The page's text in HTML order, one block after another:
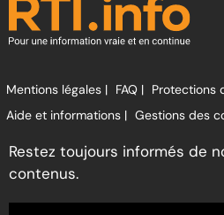
Mentions légales | FAQ | Protections
Aide et informations | Gestions des
Restez toujours informés de
contenus.